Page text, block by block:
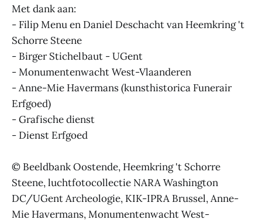
Met dank aan:
- Filip Menu en Daniel Deschacht van Heemkring 't
Schorre Steene
- Birger Stichelbaut - UGent
- Monumentenwacht West-Vlaanderen
- Anne-Mie Havermans (kunsthistorica Funerair
Erfgoed)
- Grafische dienst
- Dienst Erfgoed
© Beeldbank Oostende, Heemkring 't Schorre
Steene, luchtfotocollectie NARA Washington
DC/UGent Archeologie, KIK-IPRA Brussel, Anne-
Mie Havermans, Monumentenwacht West-